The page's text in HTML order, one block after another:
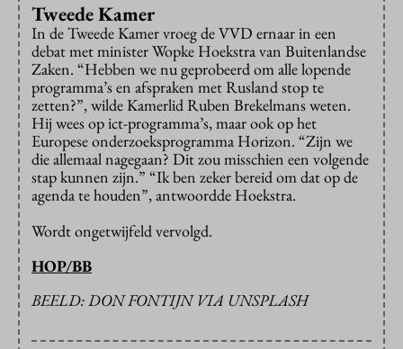
Tweede Kamer
In de Tweede Kamer vroeg de VVD ernaar in een
debat met minister Wopke Hoekstra van Buitenlandse
Zaken. “Hebben we nu geprobeerd om alle lopende
programma’s en afspraken met Rusland stop te
zetten?”, wilde Kamerlid Ruben Brekelmans weten.
Hij wees op ict-programma’s, maar ook op het
Europese onderzoeksprogramma Horizon. “Zijn we
die allemaal nagegaan? Dit zou misschien een volgende
stap kunnen zijn.” “Ik ben zeker bereid om dat op de
agenda te houden”, antwoordde Hoekstra.
Wordt ongetwijfeld vervolgd.
HOP/BB
BEELD: DON FONTIJN VIA UNSPLASH